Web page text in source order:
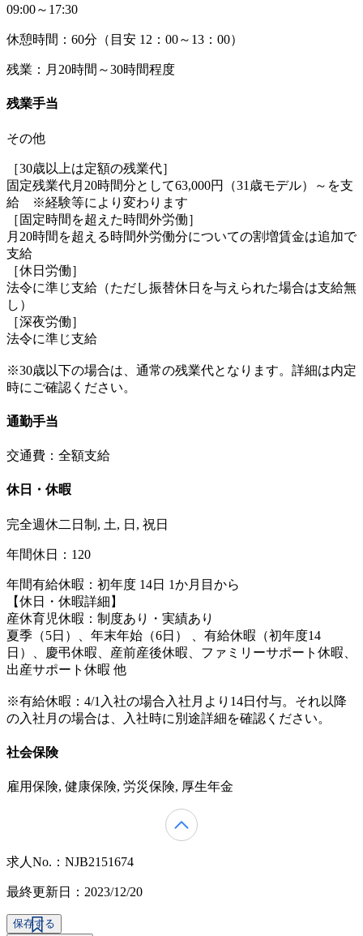
09:00～17:30
休憩時間：60分（目安 12：00～13：00）
残業：月20時間～30時間程度
残業手当
その他
［30歳以上は定額の残業代］
固定残業代月20時間分として63,000円（31歳モデル）～を支
給 ※経験等により変わります
［固定時間を超えた時間外労働］
月20時間を超える時間外労働分についての割増賃金は追加で
支給
［休日労働］
法令に準じ支給（ただし振替休日を与えられた場合は支給無
し）
［深夜労働］
法令に準じ支給
※30歳以下の場合は、通常の残業代となります。詳細は内定
時にご確認ください。
通勤手当
交通費：全額支給
休日・休暇
完全週休二日制, 土, 日, 祝日
年間休日：120
年間有給休暇：初年度 14日 1か月目から
【休日・休暇詳細】
産休育児休暇：制度あり・実績あり
夏季（5日）、年末年始（6日） 、有給休暇（初年度14
日）、慶弔休暇、産前産後休暇、ファミリーサポート休暇、
出産サポート休暇 他
※有給休暇：4/1入社の場合入社月より14日付与。それ以降
の入社月の場合は、入社時に別途詳細を確認ください。
社会保険
雇用保険, 健康保険, 労災保険, 厚生年金
求人No.：NJB2151674
最終更新日：2023/12/20
保存する